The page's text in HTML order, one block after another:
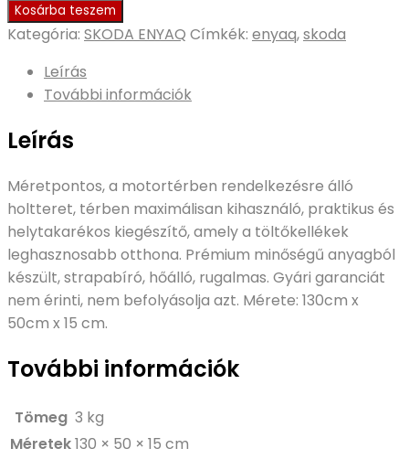
Kosárba teszem
Kategória: SKODA ENYAQ Címkék: enyaq,skoda
Leírás
További információk
Leírás
Méretpontos, a motortérben rendelkezésre álló
holtteret, térben maximálisan kihasználó, praktikus és
helytakarékos kiegészítő, amely a töltőkellékek
leghasznosabb otthona. Prémium minőségű anyagból
készült, strapabíró, hőálló, rugalmas. Gyári garanciát
nem érinti, nem befolyásolja azt. Mérete: 130cm x
50cm x 15 cm.
További információk
Tömeg 3 kg
Méretek130 × 50 × 15 cm